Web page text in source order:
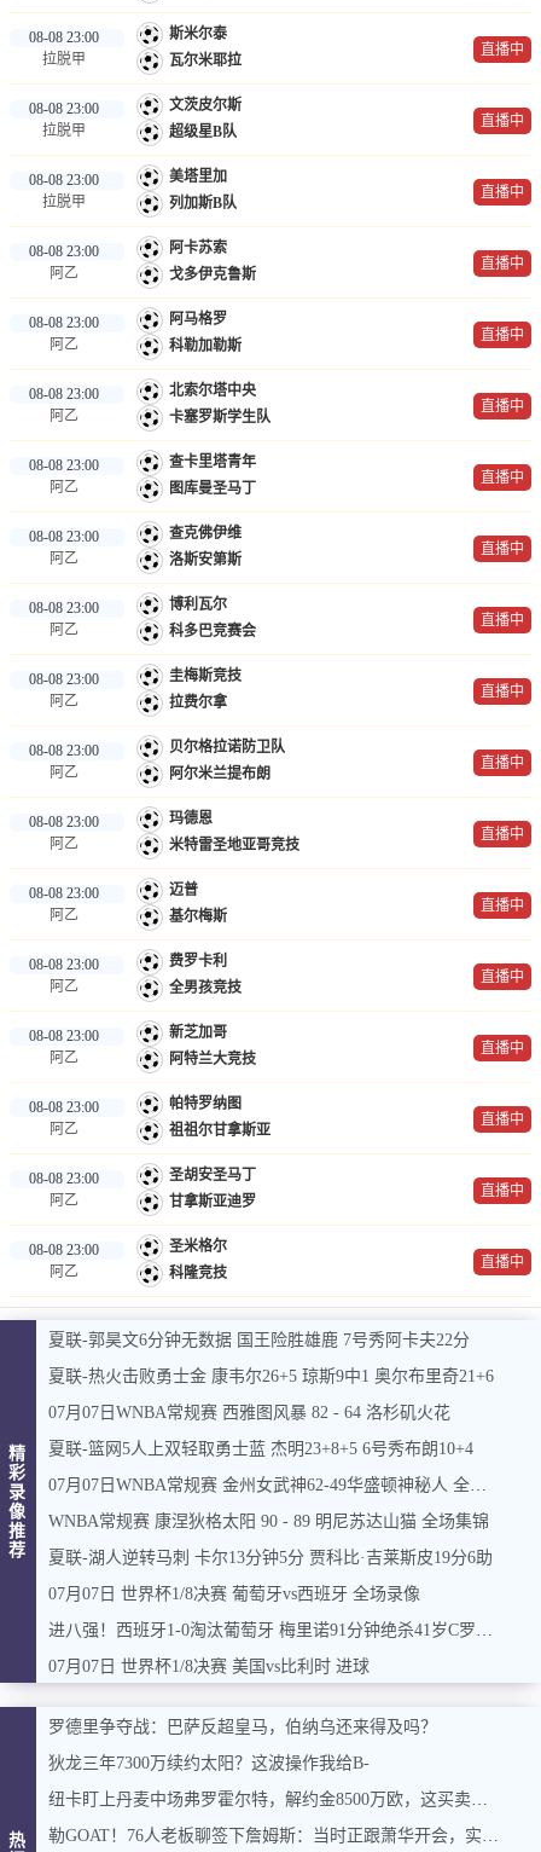
08-08 23:00
拉脱甲
斯米尔泰
瓦尔米耶拉
直播中
08-08 23:00
拉脱甲
文茨皮尔斯
超级星B队
直播中
08-08 23:00
拉脱甲
美塔里加
列加斯B队
直播中
08-08 23:00
阿乙
阿卡苏索
戈多伊克鲁斯
直播中
08-08 23:00
阿乙
阿马格罗
科勒加勒斯
直播中
08-08 23:00
阿乙
北索尔塔中央
卡塞罗斯学生队
直播中
08-08 23:00
阿乙
查卡里塔青年
图库曼圣马丁
直播中
08-08 23:00
阿乙
查克佛伊维
洛斯安第斯
直播中
08-08 23:00
阿乙
博利瓦尔
科多巴竞赛会
直播中
08-08 23:00
阿乙
圭梅斯竞技
拉费尔拿
直播中
08-08 23:00
阿乙
贝尔格拉诺防卫队
阿尔米兰提布朗
直播中
08-08 23:00
阿乙
玛德恩
米特雷圣地亚哥竞技
直播中
08-08 23:00
阿乙
迈普
基尔梅斯
直播中
08-08 23:00
阿乙
费罗卡利
全男孩竞技
直播中
08-08 23:00
阿乙
新芝加哥
阿特兰大竞技
直播中
08-08 23:00
阿乙
帕特罗纳图
祖祖尔甘拿斯亚
直播中
08-08 23:00
阿乙
圣胡安圣马丁
甘拿斯亚迪罗
直播中
08-08 23:00
阿乙
圣米格尔
科隆竞技
直播中
精
彩
录
像
推
荐
夏联-郭昊文6分钟无数据 国王险胜雄鹿 7号秀阿卡夫22分
夏联-热火击败勇士金 康韦尔26+5 琼斯9中1 奥尔布里奇21+6
07月07日WNBA常规赛 西雅图风暴 82 - 64 洛杉矶火花
夏联-篮网5人上双轻取勇士蓝 杰明23+8+5 6号秀布朗10+4
07月07日WNBA常规赛 金州女武神62-49华盛顿神秘人 全场集锦
WNBA常规赛 康涅狄格太阳 90 - 89 明尼苏达山猫 全场集锦
夏联-湖人逆转马刺 卡尔13分钟5分 贾科比·吉莱斯皮19分6助
07月07日 世界杯1/8决赛 葡萄牙vs西班牙 全场录像
进八强！西班牙1-0淘汰葡萄牙 梅里诺91分钟绝杀41岁C罗最后一舞
07月07日 世界杯1/8决赛 美国vs比利时 进球
热
罗德里争夺战：巴萨反超皇马，伯纳乌还来得及吗？
狄龙三年7300万续约太阳？这波操作我给B-
纽卡盯上丹麦中场弗罗霍尔特，解约金8500万欧，这买卖能成吗？
勒GOAT！76人老板聊签下詹姆斯：当时正跟萧华开会，实在憋不住，直接打断走人